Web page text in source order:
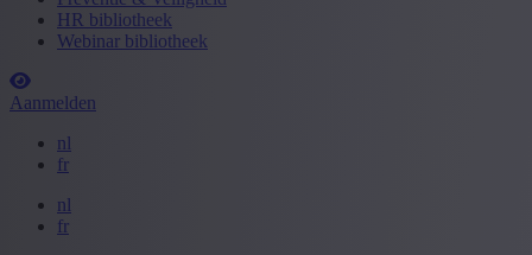
HR bibliotheek
Webinar bibliotheek
Aanmelden
nl
fr
nl
fr